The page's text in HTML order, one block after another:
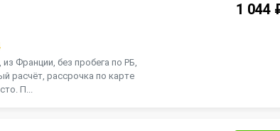
Франции, без пробега по РБ,
расчёт, рассрочка по карте
П...
1 044